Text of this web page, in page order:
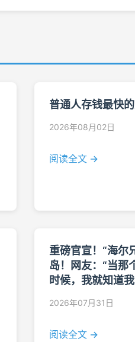
普通人存钱最快
2026年08月02日
阅读全文 →
重磅官宣！“海尔
岛！网友：“当那
时候，我就知道
2026年07月31日
阅读全文 →